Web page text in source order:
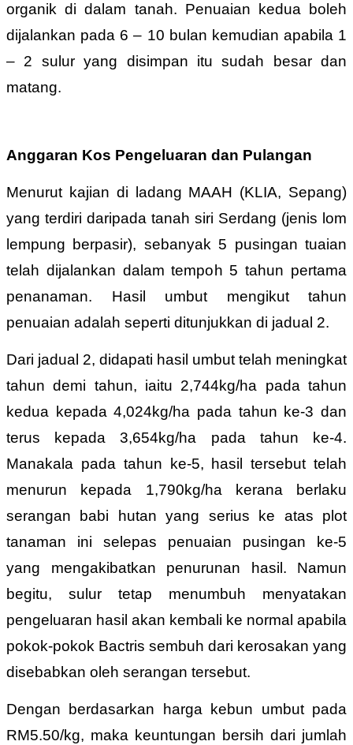
organik di dalam tanah. Penuaian kedua boleh
dijalankan pada 6 – 10 bulan kemudian apabila 1
– 2 sulur yang disimpan itu sudah besar dan
matang.
Anggaran Kos Pengeluaran dan Pulangan
Menurut kajian di ladang MAAH (KLIA, Sepang)
yang terdiri daripada tanah siri Serdang (jenis lom
lempung berpasir), sebanyak 5 pusingan tuaian
telah dijalankan dalam tempoh 5 tahun pertama
penanaman. Hasil umbut mengikut tahun
penuaian adalah seperti ditunjukkan di jadual 2.
Dari jadual 2, didapati hasil umbut telah meningkat
tahun demi tahun, iaitu 2,744kg/ha pada tahun
kedua kepada 4,024kg/ha pada tahun ke-3 dan
terus kepada 3,654kg/ha pada tahun ke-4.
Manakala pada tahun ke-5, hasil tersebut telah
menurun kepada 1,790kg/ha kerana berlaku
serangan babi hutan yang serius ke atas plot
tanaman ini selepas penuaian pusingan ke-5
yang mengakibatkan penurunan hasil. Namun
begitu, sulur tetap menumbuh menyatakan
pengeluaran hasil akan kembali ke normal apabila
pokok-pokok Bactris sembuh dari kerosakan yang
disebabkan oleh serangan tersebut.
Dengan berdasarkan harga kebun umbut pada
RM5.50/kg, maka keuntungan bersih dari jumlah